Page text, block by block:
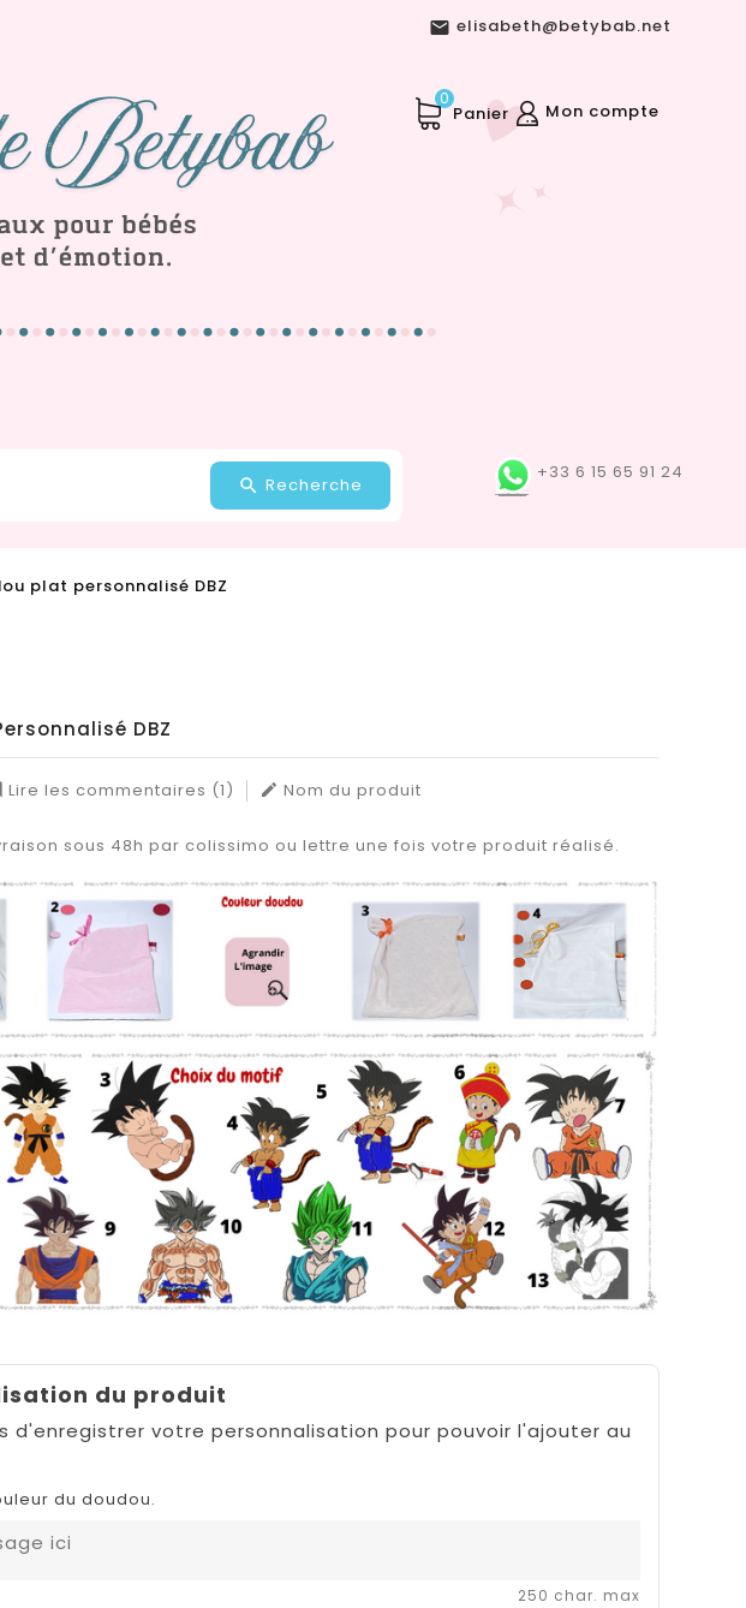
 elisabeth@betybab.net
Mon compte
Panier
0
+33 6 15 65 91 24
Recherche
plat personnalisé DBZ
DBZ
Lire les commentaires (1)  Nom du produit
sous 48h par colissimo ou lettre une fois votre produit réalisé.
du produit
d'enregistrer votre personnalisation pour pouvoir l'ajouter au
du doudou.
250 char. max